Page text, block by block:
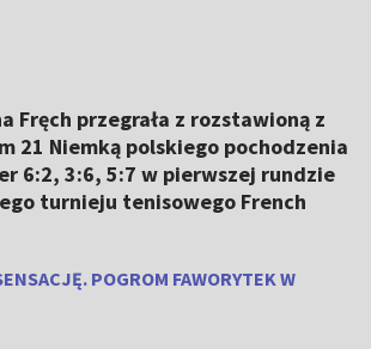
Fręch przegrała z rozstawioną z
21 Niemką polskiego pochodzenia
6:2, 3:6, 5:7 w pierwszej rundzie
turnieju tenisowego French
POGROM FAWORYTEK W